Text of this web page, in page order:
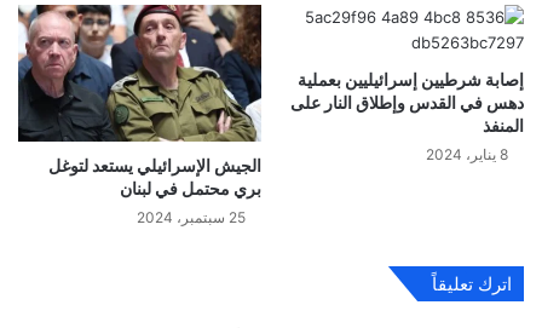
إصابة شرطيين إسرائيليين بعملية
دهس في القدس وإطلاق النار على
المنفذ
8 يناير، 2024
الجيش الإسرائيلي يستعد لتوغل
بري محتمل في لبنان
25 سبتمبر، 2024
اترك تعليقاً